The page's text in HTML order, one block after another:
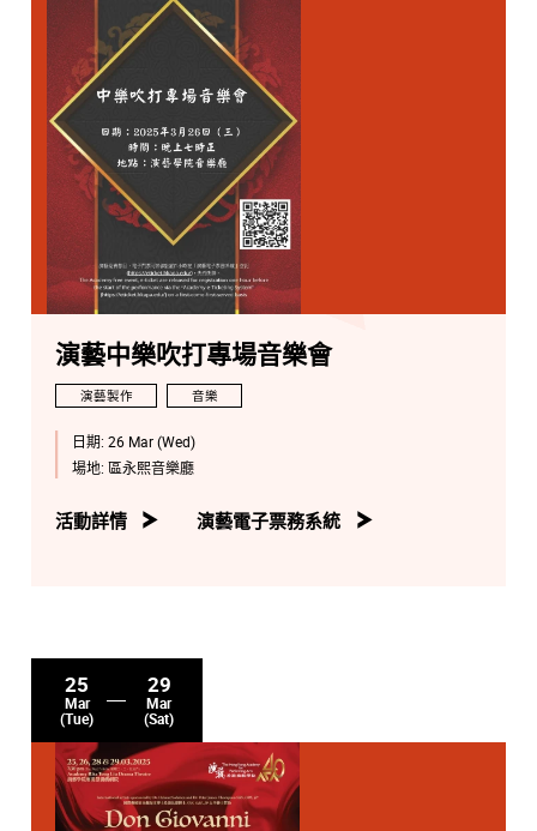
演藝中樂吹打專場音樂會
演藝製作 音樂
日期: 26 Mar (Wed)
場地: 區永熙音樂廳
活動詳情 演藝電子票務系統
25
Mar
(Tue)
29
Mar
(Sat)